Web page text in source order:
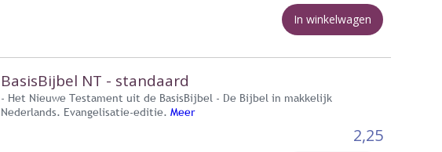
In winkelwagen
BasisBijbel NT - standaard
- Het Nieuwe Testament uit de BasisBijbel - De Bijbel in makkelijk
Nederlands. Evangelisatie-editie. Meer
2,25